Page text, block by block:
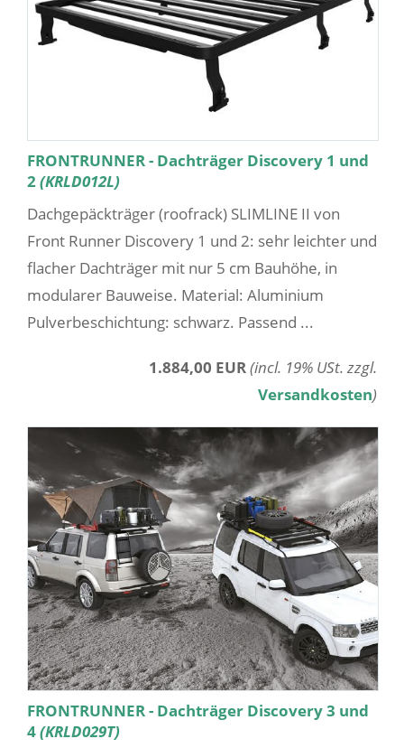
FRONTRUNNER - Dachträger Discovery 1 und
2(KRLD012L)
Dachgepäckträger (roofrack) SLIMLINE II von
Front Runner Discovery 1 und 2: sehr leichter und
flacher Dachträger mit nur 5 cm Bauhöhe, in
modularer Bauweise. Material: Aluminium
Pulverbeschichtung: schwarz. Passend ...
1.884,00 EUR(incl. 19% USt. zzgl.
Versandkosten)
FRONTRUNNER - Dachträger Discovery 3 und
4(KRLD029T)